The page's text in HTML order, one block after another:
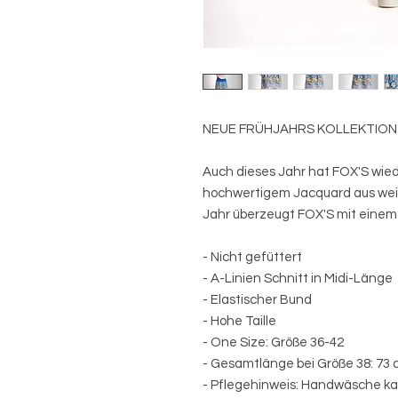
NEUE FRÜHJAHRS
Auch dieses Jahr hat FOX'S
hochwertigem Jacquard aus
Jahr überzeugt FOX'S mit
- Nicht gefüttert
- A-Linien Schnitt in Midi-Länge
- Elastischer Bund
- Hohe Taille
- One Size: Größe 36-42
- Gesamtlänge bei Größe 38: 73
- Pflegehinweis: Handwäsche